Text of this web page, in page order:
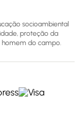
socioambiental
proteção da
homem do campo.